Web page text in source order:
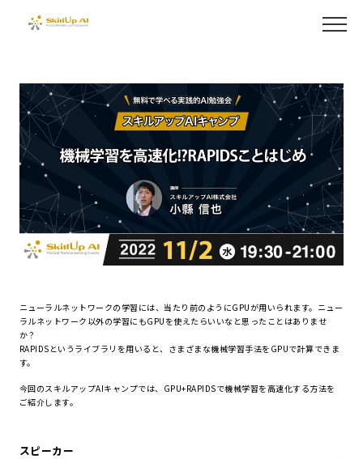
ニューラルネットワークの学習には、当たり前のようにGPUが用いられます。ニュー
ラルネットワーク以外の学習にもGPUを使えたらいいなと思ったことはありませ
か？
RAPIDSというライブラリを用いると、さまざまな機械学習手法をGPUで計算できま
す。
今回のスキルアップAIキャンプでは、GPU+RAPIDSで機械学習を高速化する方法を
ご紹介します。
スピーカー